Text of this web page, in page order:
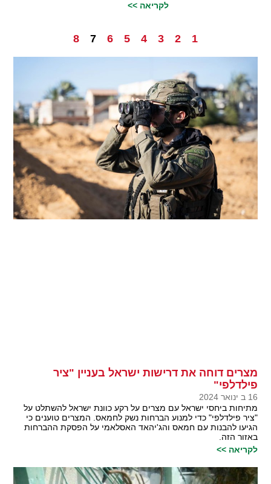
לקריאה >>
1
2
3
4
5
6
7
8
מצרים דוחה את דרישות ישראל בעניין "ציר
פילדלפי"
16 ב ינואר 2024
מתיחות ביחסי ישראל עם מצרים על רקע כוונת ישראל להשתלט על
"ציר פילדלפי" כדי למנוע הברחות נשק לחמאס. המצרים טוענים כי
הגיעו להבנות עם חמאס והג'יהאד האסלאמי על הפסקת ההברחות
באזור הזה.
לקריאה >>